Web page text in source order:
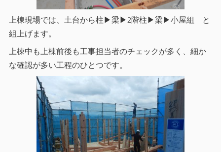
上棟現場では、土台から柱▶梁▶2階柱▶梁▶小屋組 と
組上げます。
上棟中も上棟前後も工事担当者のチェックが多く、細か
な確認が多い工程のひとつです。